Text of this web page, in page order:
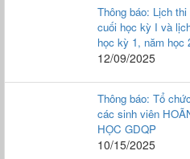
Thông báo: Lịch
cuối học kỳ I và
học kỳ 1, năm học
12/09/2025
Thông báo: Tổ
các sinh viên
HỌC GDQP
10/15/2025